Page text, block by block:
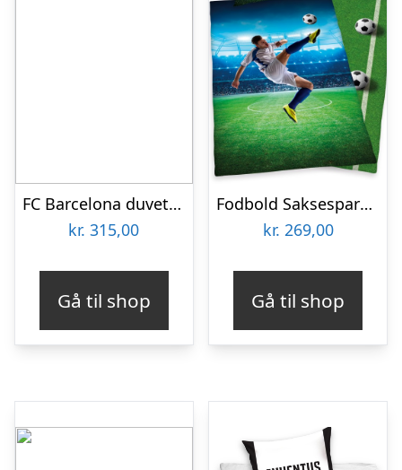
FC Barcelona duvet set – logo – blue – 70x90cm-one-size
kr. 315,00
Gå til shop
Fodbold Saksespark Sengetøj – 100 Procent Bomuld
kr. 269,00
Gå til shop